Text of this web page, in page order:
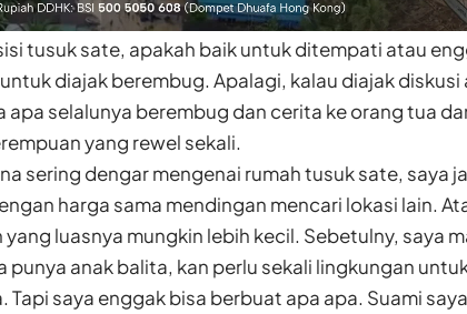
tusuk sate, apakah baik untuk ditempati atau
diajak berembug. Apalagi, kalau diajak
apa selalunya berembug dan cerita ke orang tua
yang rewel sekali.
sering dengar mengenai rumah tusuk sate, saya
harga sama mendingan mencari lokasi lain.
luasnya mungkin lebih kecil. Sebetulny, saya
punya anak balita, kan perlu sekali lingkungan
Tapi saya enggak bisa berbuat apa apa. Suami